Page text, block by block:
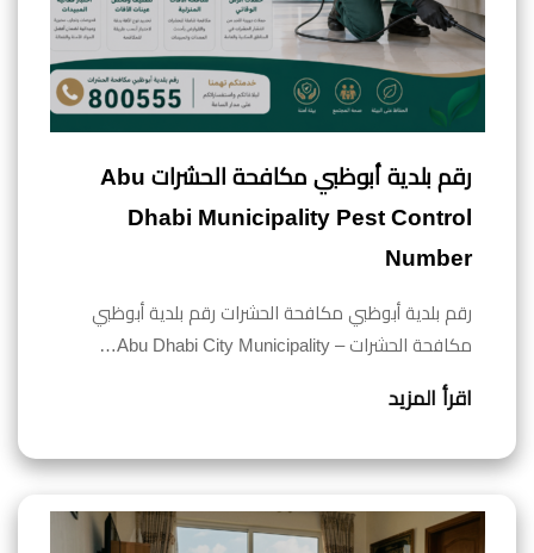
رقم بلدية أبوظبي مكافحة الحشرات Abu
Dhabi Municipality Pest Control
Number
رقم بلدية أبوظبي مكافحة الحشرات رقم بلدية أبوظبي
مكافحة الحشرات – Abu Dhabi City Municipality…
اقرأ المزيد